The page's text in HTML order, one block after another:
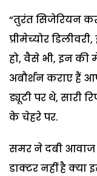
“तुरंत सिजेरियन
प्रीमेच्योर
हो, वैसे भी, इन की
अबौर्शन कराए हैं
ड्यूटी पर थे, सारी
के चेहरे पर.
समर ने दबी आवाज
डाक्टर नहीं है क्या